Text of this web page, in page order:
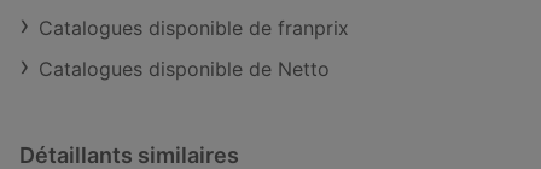
Catalogues disponible de franprix
Catalogues disponible de Netto
Détaillants similaires